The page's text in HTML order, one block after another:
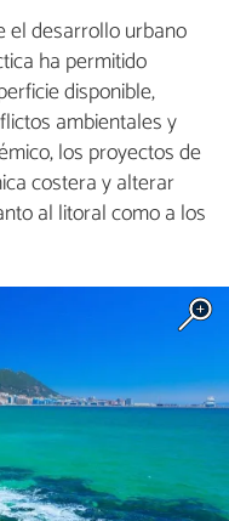
el desarrollo urbano
ha permitido
disponible,
ambientales y
los proyectos de
costera y alterar
al litoral como a los